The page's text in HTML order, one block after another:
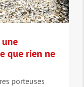
que rien ne
porteuses